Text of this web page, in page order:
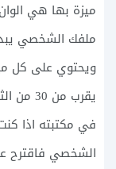
ميزة بها هي
ملفك الشخصي
ويحتوي على كل
يقرب
في مكتبته اذا
الشخصي فاقترح